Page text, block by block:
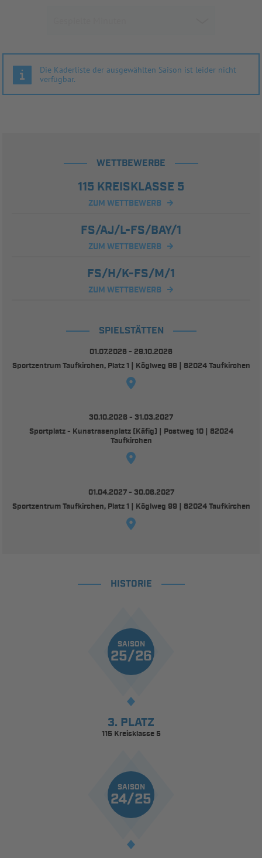
Die Kaderliste der ausgewählten Saison ist leider nicht
verfügbar.
WETTBEWERBE
115 KREISKLASSE 5
ZUM WETTBEWERB
FS/AJ/L-FS/BAY/1
ZUM WETTBEWERB
FS/H/K-FS/M/1
ZUM WETTBEWERB
SPIELSTÄTTEN
01.07.2026 - 29.10.2026
Sportzentrum Taufkirchen, Platz 1 | Köglweg 99 | 82024 Taufkirchen
30.10.2026 - 31.03.2027
Sportplatz - Kunstrasenplatz (Käfig) | Postweg 10 | 82024
Taufkirchen
01.04.2027 - 30.06.2027
Sportzentrum Taufkirchen, Platz 1 | Köglweg 99 | 82024 Taufkirchen
HISTORIE
SAISON
25/26
3. PLATZ
115 Kreisklasse 5
SAISON
24/25